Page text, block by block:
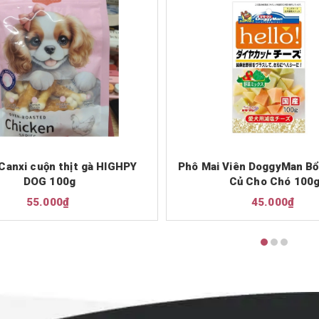
cuộn thịt gà HIGHPY
DOG 100g
55.000₫
Phô Mai Viên DoggyMan
Củ Cho Chó
45.000₫